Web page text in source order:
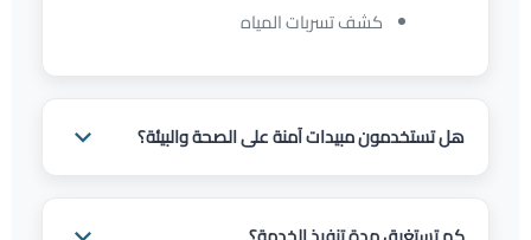
كشف تسربات المياه
هل تستخدمون مبيدات آمنة على الصحة والبيئة؟
وآمنة على الصحة والبيئة، وجميع منتجاتنا معتمدة من